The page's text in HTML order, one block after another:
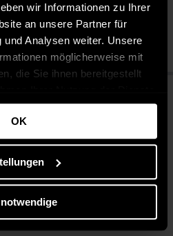
wir Informationen zu Ihrer
an unsere Partner für
Analysen weiter. Unsere
möglicherweise mit
die Sie ihnen bereitgestellt
OK